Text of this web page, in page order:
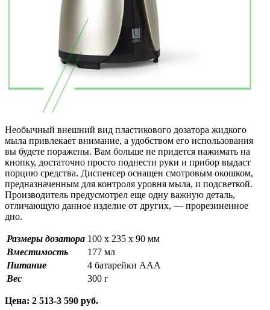
Необычный внешний вид пластикового дозатора жидкого
мыла привлекает внимание, а удобством его использования
вы будете поражены. Вам больше не придется нажимать на
кнопку, достаточно просто поднести руки и прибор выдаст
порцию средства. Диспенсер оснащен смотровым окошком,
предназначенным для контроля уровня мыла, и подсветкой.
Производитель предусмотрел еще одну важную деталь,
отличающую данное изделие от других, — прорезиненное
дно.
Размеры дозатора 100 х 235 х 90 мм
Вместимость
177 мл
Питание
4 батарейки ААА
Вес
300 г
Цена: 2 513-3 590 руб.